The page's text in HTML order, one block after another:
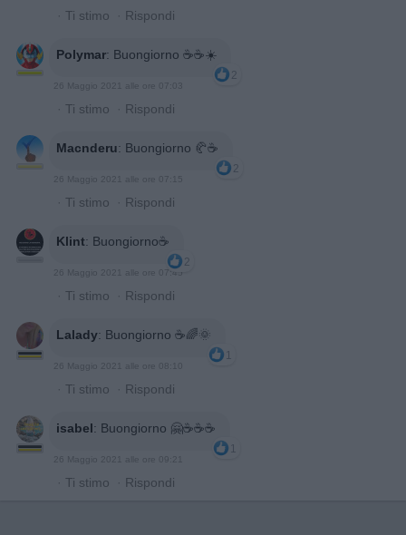
· Ti stimo · Rispondi
Polymar: Buongiorno ☕️☕️☀️
2
26 Maggio 2021 alle ore 07:03
· Ti stimo · Rispondi
Macnderu: Buongiorno 🥐☕
2
26 Maggio 2021 alle ore 07:15
· Ti stimo · Rispondi
Klint: Buongiorno☕️
2
26 Maggio 2021 alle ore 07:45
· Ti stimo · Rispondi
Lalady: Buongiorno ☕🌈🌞
1
26 Maggio 2021 alle ore 08:10
· Ti stimo · Rispondi
isabel: Buongiorno 🤗☕️☕️☕️
1
26 Maggio 2021 alle ore 09:21
· Ti stimo · Rispondi